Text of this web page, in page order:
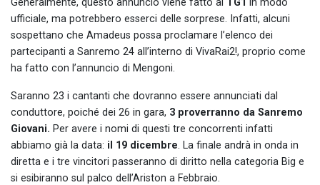
ufficiale, ma potrebbero esserci delle sorprese. Infatti, alcuni
sospettano che Amadeus possa proclamare l’elenco dei
partecipanti a Sanremo 24 all’interno di VivaRai2!, proprio come
ha fatto con l’annuncio di Mengoni.
Saranno 23 i cantanti che dovranno essere annunciati dal
conduttore, poiché dei 26 in gara, 3 proverranno da Sanremo
Giovani. Per avere i nomi di questi tre concorrenti infatti
abbiamo già la data: il 19 dicembre. La finale andrà in onda in
diretta e i tre vincitori passeranno di diritto nella categoria Big e
si esibiranno sul palco dell’Ariston a Febbraio.